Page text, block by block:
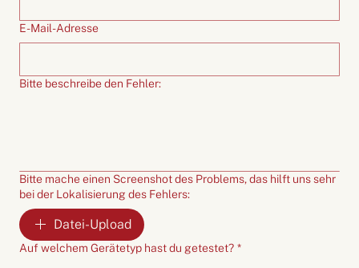
E-Mail-Adresse
Bitte beschreibe den Fehler:
Bitte mache einen Screenshot des Problems, das hilft uns sehr
bei der Lokalisierung des Fehlers:
Datei-Upload
Auf welchem Gerätetyp hast du getestet? *